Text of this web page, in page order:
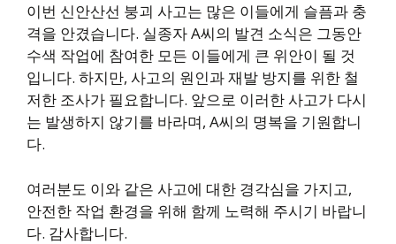
이번 신안산선 붕괴 사고는 많은 이들에게 슬픔과 충
격을 안겼습니다. 실종자 A씨의 발견 소식은 그동안
수색 작업에 참여한 모든 이들에게 큰 위안이 될 것
입니다. 하지만, 사고의 원인과 재발 방지를 위한 철
저한 조사가 필요합니다. 앞으로 이러한 사고가 다시
는 발생하지 않기를 바라며, A씨의 명복을 기원합니
다.
여러분도 이와 같은 사고에 대한 경각심을 가지고,
안전한 작업 환경을 위해 함께 노력해 주시기 바랍니
다. 감사합니다.